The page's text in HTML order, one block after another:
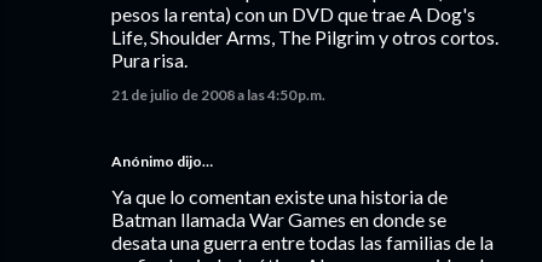
pesos la renta) con un DVD que trae A Dog's
Life, Shoulder Arms, The Pilgrim y otros cortos.
Pura risa.
21 de julio de 2008 a las 4:50 p.m.
Anónimo dijo…
Ya que lo comentan existe una historia de
Batman llamada War Games en donde se
desata una guerra entre todas las familias de la